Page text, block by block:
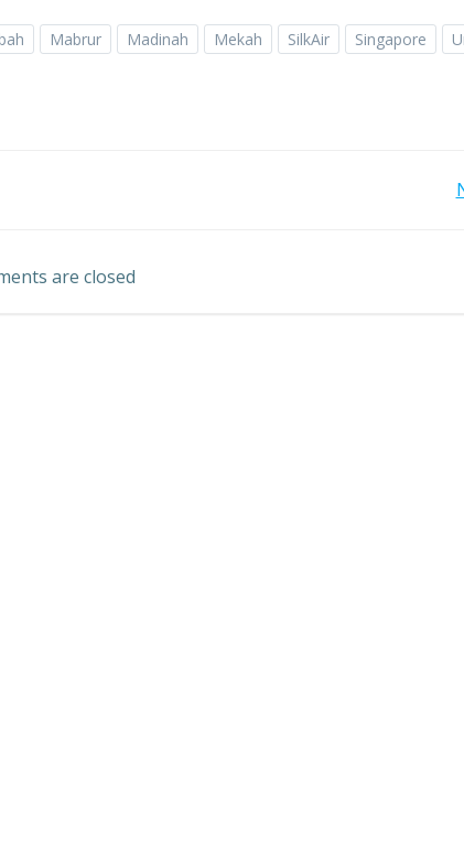
Mabrur Madinah Mekah SilkAir Singapore
navigation
are closed